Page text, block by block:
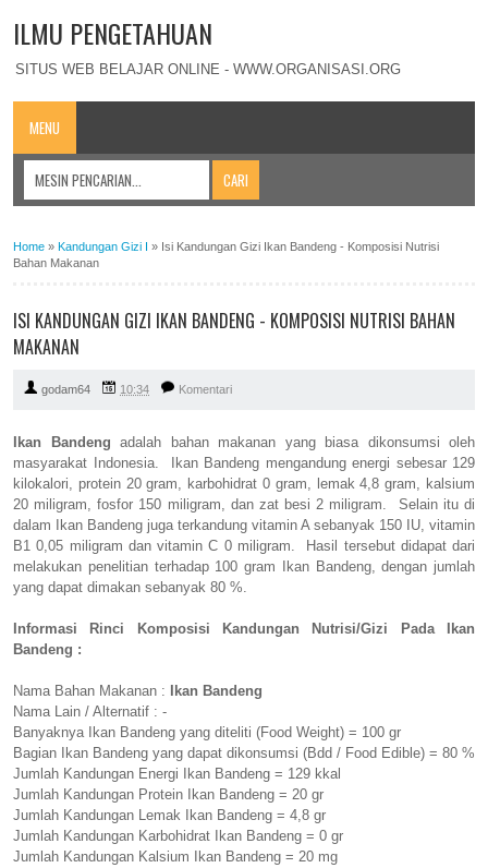
ILMU PENGETAHUAN
SITUS WEB BELAJAR ONLINE - WWW.ORGANISASI.ORG
MENU
Home » Kandungan Gizi I » Isi Kandungan Gizi Ikan Bandeng - Komposisi Nutrisi
Bahan Makanan
ISI KANDUNGAN GIZI IKAN BANDENG - KOMPOSISI NUTRISI BAHAN
MAKANAN
godam64 10:34 Komentari
Ikan Bandeng adalah bahan makanan yang biasa dikonsumsi oleh
masyarakat Indonesia. Ikan Bandeng mengandung energi sebesar 129
kilokalori, protein 20 gram, karbohidrat 0 gram, lemak 4,8 gram, kalsium
20 miligram, fosfor 150 miligram, dan zat besi 2 miligram. Selain itu di
dalam Ikan Bandeng juga terkandung vitamin A sebanyak 150 IU, vitamin
B1 0,05 miligram dan vitamin C 0 miligram. Hasil tersebut didapat dari
melakukan penelitian terhadap 100 gram Ikan Bandeng, dengan jumlah
yang dapat dimakan sebanyak 80 %.
Informasi Rinci Komposisi Kandungan Nutrisi/Gizi Pada Ikan
Bandeng :
Nama Bahan Makanan :
Ikan Bandeng
Nama Lain / Alternatif : -
Banyaknya Ikan Bandeng yang diteliti (Food Weight) = 100 gr
Bagian Ikan Bandeng yang dapat dikonsumsi (Bdd / Food Edible) = 80 %
Jumlah Kandungan Energi Ikan Bandeng = 129 kkal
Jumlah Kandungan Protein Ikan Bandeng = 20 gr
Jumlah Kandungan Lemak Ikan Bandeng = 4,8 gr
Jumlah Kandungan Karbohidrat Ikan Bandeng = 0 gr
Jumlah Kandungan Kalsium Ikan Bandeng = 20 mg